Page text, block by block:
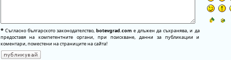
*Съгласно българското законодателство, botevgrad.comе длъжен да съхранява, и да
предоставя на компетентните органи, при поискване, данни за публикации и
коментари, поместени на страниците на сайта!